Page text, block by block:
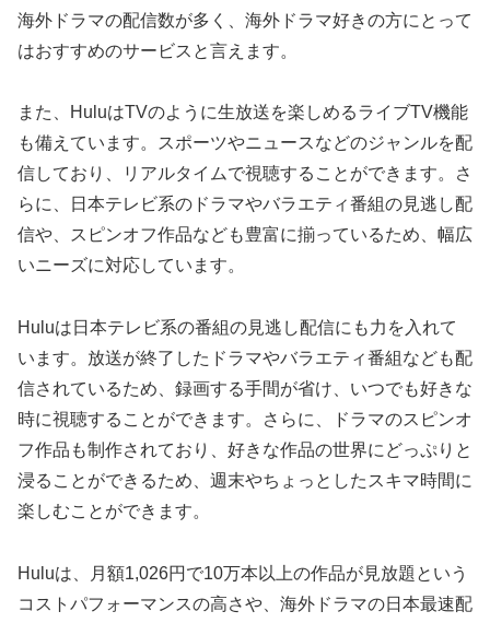
海外ドラマの配信数が多く、海外ドラマ好きの方にとって
はおすすめのサービスと言えます。
また、HuluはTVのように生放送を楽しめるライブTV機能
も備えています。スポーツやニュースなどのジャンルを配
信しており、リアルタイムで視聴することができます。さ
らに、日本テレビ系のドラマやバラエティ番組の見逃し配
信や、スピンオフ作品なども豊富に揃っているため、幅広
いニーズに対応しています。
Huluは日本テレビ系の番組の見逃し配信にも力を入れて
います。放送が終了したドラマやバラエティ番組なども配
信されているため、録画する手間が省け、いつでも好きな
時に視聴することができます。さらに、ドラマのスピンオ
フ作品も制作されており、好きな作品の世界にどっぷりと
浸ることができるため、週末やちょっとしたスキマ時間に
楽しむことができます。
Huluは、月額1,026円で10万本以上の作品が見放題という
コストパフォーマンスの高さや、海外ドラマの日本最速配